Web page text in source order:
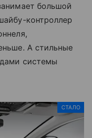
большой
контроллер
А стильные
системы
СТАЛО